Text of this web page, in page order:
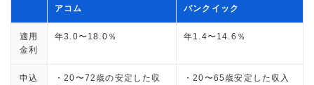
アコム バンクイック
適用
金利
年3.0〜18.0％ 年1.4〜14.6％
申込
・20〜72歳の安定した収
・20〜65歳安定した収入